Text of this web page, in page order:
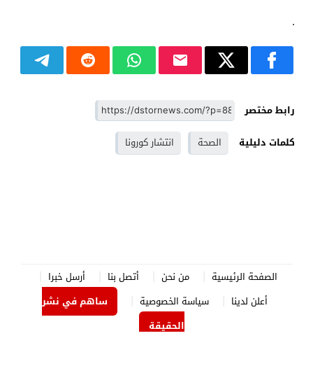
.
رابط مختصر
كلمات دليلية
الصحة انتشار كورونا
الصفحة الرئيسية من نحن أتصل بنا
أرسل خبرا
أعلن لدينا
سياسة الخصوصية
ساهم في نشر
الحقيقة